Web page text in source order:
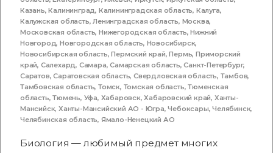
Казань,Калининград, Калининградская область, Калуга,
Калужская область,Ленинградская область, Москва,
Московская область,Нижегородская область,Нижний
Новгород,Новгородская область, Новосибирск,
Новосибирская область,Пермский край,Пермь,Приморский
край, Салехард, Самара,Самарская область,Санкт-Петербург,
Саратов,Саратовская область,Свердловская область, Тамбов,
Тамбовская область,Томск, Томская область,Тюменская
область,Тюмень, Уфа, Хабаровск,Хабаровский край, Ханты-
Мансийск,Ханты-Мансийский АО - Югра,Чебоксары,Челябинск,
Челябинская область, Ямало-Ненецкий АО
Биология — любимый предмет многих